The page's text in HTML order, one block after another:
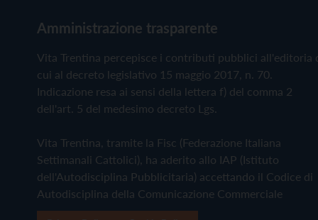
Amministrazione trasparente
Vita Trentina percepisce i contributi pubblici all'editoria
cui al decreto legislativo 15 maggio 2017, n. 70.
Indicazione resa ai sensi della lettera f) del comma 2
dell'art. 5 del medesimo decreto Lgs.
Vita Trentina, tramite la Fisc (Federazione Italiana
Settimanali Cattolici), ha aderito allo IAP (Istituto
dell'Autodisciplina Pubblicitaria) accettando il Codice di
Autodisciplina della Comunicazione Commerciale